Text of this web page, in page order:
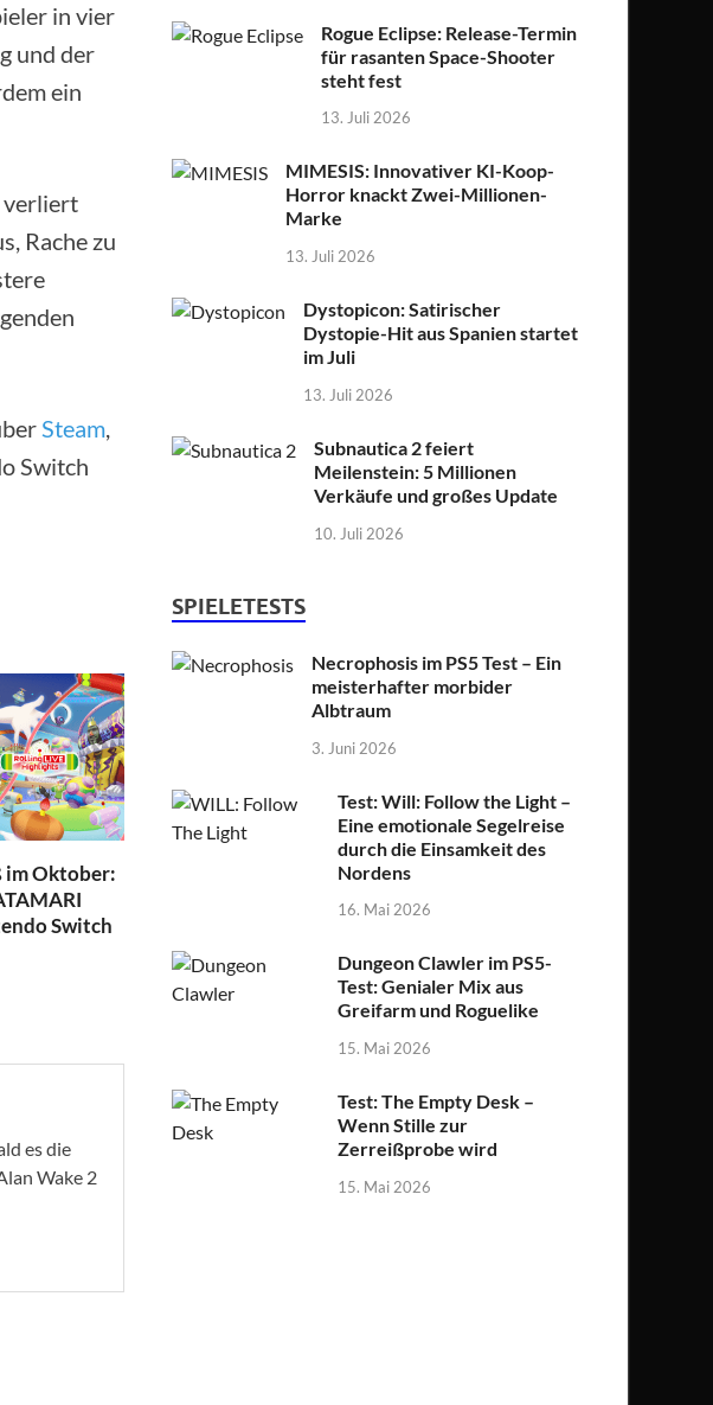
in vier
und der
ein
verliert
Rache zu
Steam,
Switch
im Oktober:
Switch
es die
Wake 2
Rogue Eclipse: Release-Termin
für rasanten Space-Shooter
steht fest
13. Juli 2026
MIMESIS: Innovativer KI-Koop-
Horror knackt Zwei-Millionen-
Marke
13. Juli 2026
Dystopicon: Satirischer
Dystopie-Hit aus Spanien startet
im Juli
13. Juli 2026
Subnautica 2 feiert
Meilenstein: 5 Millionen
Verkäufe und großes Update
10. Juli 2026
SPIELETESTS
Necrophosis im PS5 Test – Ein
meisterhafter morbider
Albtraum
3. Juni 2026
Test: Will: Follow the Light –
Eine emotionale Segelreise
durch die Einsamkeit des
Nordens
16. Mai 2026
Dungeon Clawler im PS5-
Test: Genialer Mix aus
Greifarm und Roguelike
15. Mai 2026
Test: The Empty Desk –
Wenn Stille zur
Zerreißprobe wird
15. Mai 2026